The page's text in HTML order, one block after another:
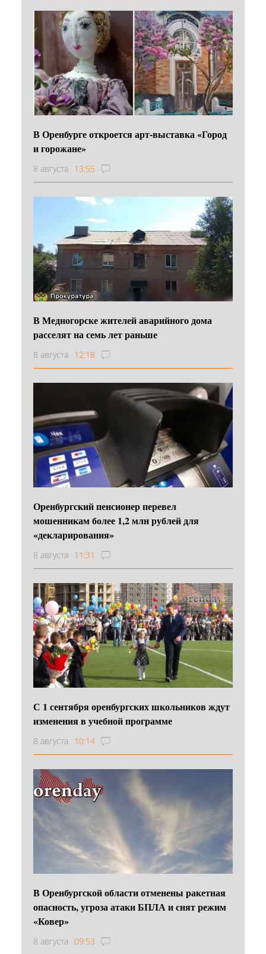
В Оренбурге откроется арт-выставка «Город
и горожане»
8 августа 13:55
В Медногорске жителей аварийного дома
расселят на семь лет раньше
8 августа 12:18
Оренбургский пенсионер перевел
мошенникам более 1,2 млн рублей для
«декларирования»
8 августа 11:31
С 1 сентября оренбургских школьников ждут
изменения в учебной программе
8 августа 10:14
В Оренбургской области отменены ракетная
опасность, угроза атаки БПЛА и снят режим
«Ковер»
8 августа 09:53